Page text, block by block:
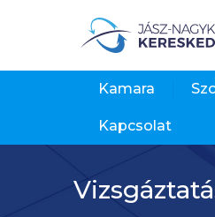
Kamara
Kapcsolat